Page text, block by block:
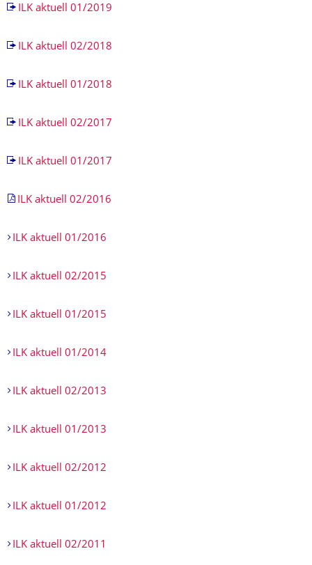
ILK aktuell 01/2019
ILK aktuell 02/2018
ILK aktuell 01/2018
ILK aktuell 02/2017
ILK aktuell 01/2017
ILK aktuell 02/2016
ILK aktuell 01/2016
ILK aktuell 02/2015
ILK aktuell 01/2015
ILK aktuell 01/2014
ILK aktuell 02/2013
ILK aktuell 01/2013
ILK aktuell 02/2012
ILK aktuell 01/2012
ILK aktuell 02/2011